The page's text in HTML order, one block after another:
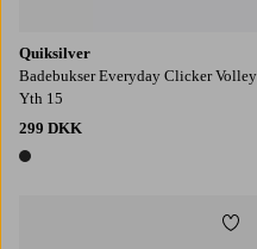
Quiksilver
Badebukser Everyday Clicker Volley
Yth 15
299 DKK
1 farve